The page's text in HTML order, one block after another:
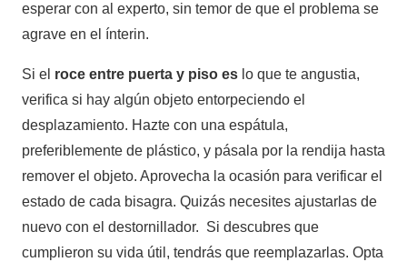
esperar con al experto, sin temor de que el problema se
agrave en el ínterin.
Si el roce entre puerta y piso es lo que te angustia,
verifica si hay algún objeto entorpeciendo el
desplazamiento. Hazte con una espátula,
preferiblemente de plástico, y pásala por la rendija hasta
remover el objeto. Aprovecha la ocasión para verificar el
estado de cada bisagra. Quizás necesites ajustarlas de
nuevo con el destornillador. Si descubres que
cumplieron su vida útil, tendrás que reemplazarlas. Opta